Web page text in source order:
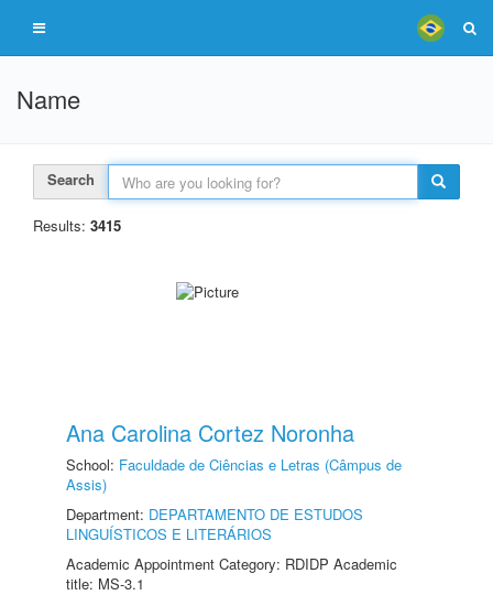
Name
Search
Results: 3415
Ana Carolina Cortez Noronha
School: Faculdade de Ciências e Letras (Câmpus de
Assis)
Department: DEPARTAMENTO DE ESTUDOS
LINGUÍSTICOS E LITERÁRIOS
Academic Appointment Category: RDIDP Academic
title: MS-3.1